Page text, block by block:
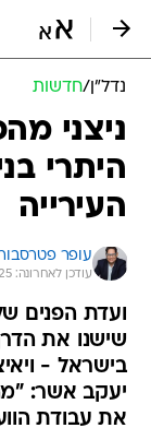
נדל״ן/חדשות
ניצני
היתרי
העירייה
עופר
עודכן לאחרונה: 30.3.2025 / 6:31
ועדת הפנים
שישנו את
בישראל -
יעקב אשר:
את עבודת